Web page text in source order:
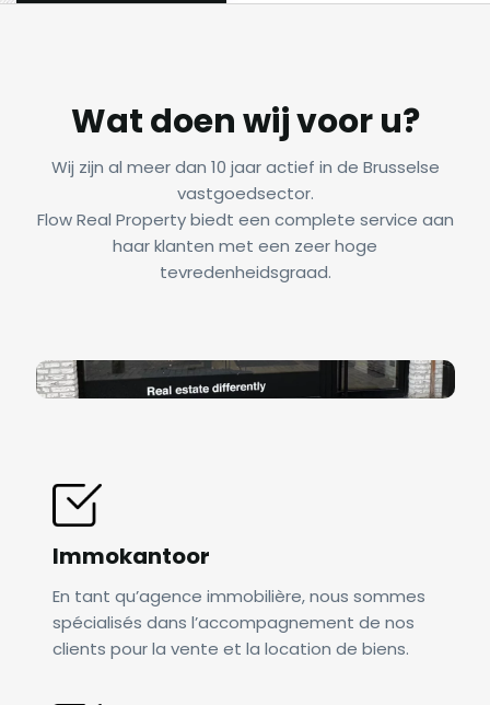
Wat doen wij voor u?
Wij zijn al meer dan 10 jaar actief in de Brusselse
vastgoedsector.
Flow Real Property biedt een complete service aan
haar klanten met een zeer hoge
tevredenheidsgraad.
Immokantoor
En tant qu’agence immobilière, nous sommes
spécialisés dans l’accompagnement de nos
clients pour la vente et la location de biens.